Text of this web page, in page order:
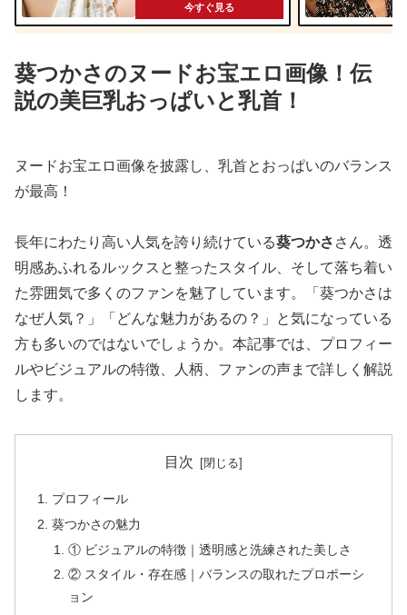
今すぐ見る
葵つかさのヌードお宝エロ画像！伝
説の美巨乳おっぱいと乳首！
ヌードお宝エロ画像を披露し、乳首とおっぱいのバランス
が最高！
長年にわたり高い人気を誇り続けている葵つかさ さん。透
明感あふれるルックスと整ったスタイル、そして落ち着い
た雰囲気で多くのファンを魅了しています。「葵つかさは
なぜ人気？」「どんな魅力があるの？」と気になっている
方も多いのではないでしょうか。本記事では、プロフィー
ルやビジュアルの特徴、人柄、ファンの声まで詳しく解説
します。
目次
プロフィール
葵つかさの魅力
① ビジュアルの特徴｜透明感と洗練された美しさ
② スタイル・存在感｜バランスの取れたプロポーシ
ョン